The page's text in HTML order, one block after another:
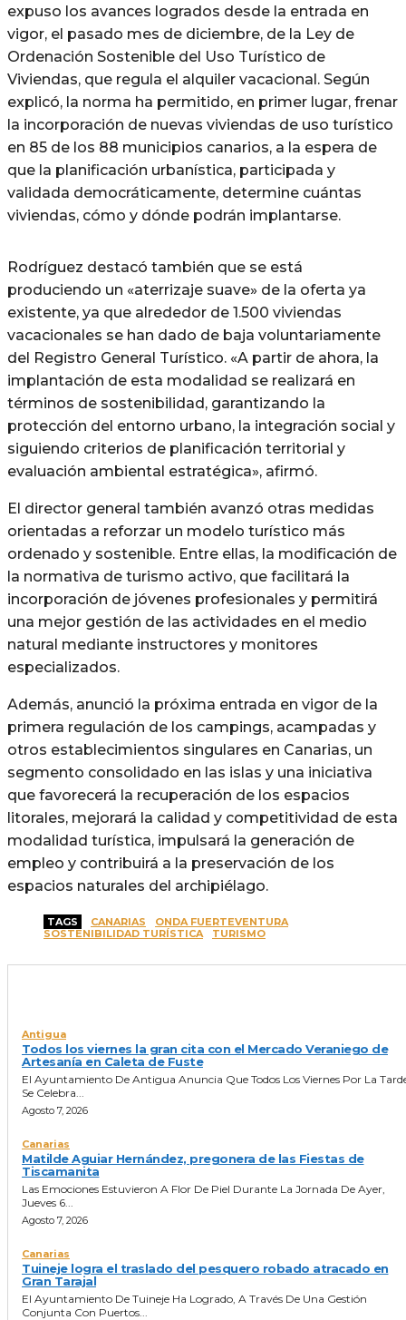
expuso los avances logrados desde la entrada en
vigor, el pasado mes de diciembre, de la Ley de
Ordenación Sostenible del Uso Turístico de
Viviendas, que regula el alquiler vacacional. Según
explicó, la norma ha permitido, en primer lugar, frenar
la incorporación de nuevas viviendas de uso turístico
en 85 de los 88 municipios canarios, a la espera de
que la planificación urbanística, participada y
validada democráticamente, determine cuántas
viviendas, cómo y dónde podrán implantarse.
Rodríguez destacó también que se está
produciendo un «aterrizaje suave» de la oferta ya
existente, ya que alrededor de 1.500 viviendas
vacacionales se han dado de baja voluntariamente
del Registro General Turístico. «A partir de ahora, la
implantación de esta modalidad se realizará en
términos de sostenibilidad, garantizando la
protección del entorno urbano, la integración social y
siguiendo criterios de planificación territorial y
evaluación ambiental estratégica», afirmó.
El director general también avanzó otras medidas
orientadas a reforzar un modelo turístico más
ordenado y sostenible. Entre ellas, la modificación de
la normativa de turismo activo, que facilitará la
incorporación de jóvenes profesionales y permitirá
una mejor gestión de las actividades en el medio
natural mediante instructores y monitores
especializados.
Además, anunció la próxima entrada en vigor de la
primera regulación de los campings, acampadas y
otros establecimientos singulares en Canarias, un
segmento consolidado en las islas y una iniciativa
que favorecerá la recuperación de los espacios
litorales, mejorará la calidad y competitividad de esta
modalidad turística, impulsará la generación de
empleo y contribuirá a la preservación de los
espacios naturales del archipiélago.
TAGS CANARIAS
ONDA FUERTEVENTURA
SOSTENIBILIDAD TURÍSTICA
TURISMO
Antigua
Todos los viernes la gran cita con el Mercado Veraniego de
Artesanía en Caleta de Fuste
El Ayuntamiento De Antigua Anuncia Que Todos Los Viernes Por La
Se Celebra...
Agosto 7, 2026
Canarias
Matilde Aguiar Hernández, pregonera de las Fiestas de
Tiscamanita
Las Emociones Estuvieron A Flor De Piel Durante La Jornada De Ayer,
Jueves 6...
Agosto 7, 2026
Canarias
Tuineje logra el traslado del pesquero robado atracado en
Gran Tarajal
El Ayuntamiento De Tuineje Ha Logrado, A Través De Una Gestión
Conjunta Con Puertos...